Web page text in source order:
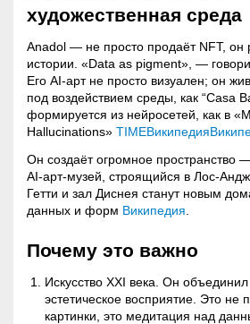
художественная среда
Anadol — не просто продаёт NFT, он
истории. «Data as pigment», —
Его AI-арт не просто визуален; он
под воздействием среды, как “Casa
формируется из нейросетей, как в
Hallucinations» TIMEВикипедия
Он создаёт огромное пространство
AI-арт-музей, строящийся в Лос-
Гетти и зал Диснея станут новым
данных и форм Википедия
Почему это важно
Искусство XXI века. Он объединил
эстетическое восприятие. Это не
картинки, это медитация над